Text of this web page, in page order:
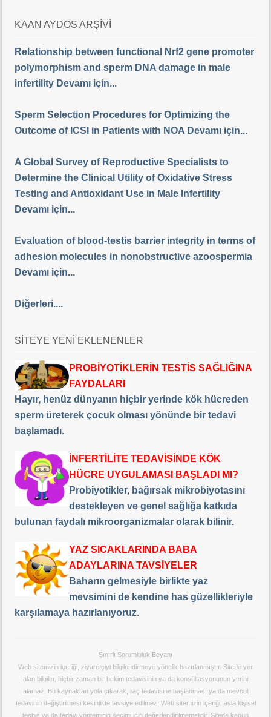
KAAN AYDOS ARŞİVİ
Relationship between functional Nrf2 gene promoter
polymorphism and sperm DNA damage in male
infertility Devamı için...
Sperm Selection Procedures for Optimizing the
Outcome of ICSI in Patients with NOA Devamı için...
A Global Survey of Reproductive Specialists to
Determine the Clinical Utility of Oxidative Stress
Testing and Antioxidant Use in Male Infertility
Devamı için...
Evaluation of blood-testis barrier integrity in terms of
adhesion molecules in nonobstructive azoospermia
Devamı için...
Diğerleri....
SİTEYE YENİ EKLENENLER
PROBİYOTİKLERİN TESTİS SAĞLIĞINA
FAYDALARI
Hayır, henüz dünyanın hiçbir yerinde kök hücreden
sperm üreterek çocuk olması yönünde bir tedavi
başlamadı.
İNFERTİLİTE TEDAVİSİNDE KÖK
HÜCRE UYGULAMASI BAŞLADI MI?
Probiyotikler, bağırsak mikrobiyotasını
destekleyen ve genel sağlığa katkıda
bulunan faydalı mikroorganizmalar olarak bilinir.
YAZ SICAKLARINDA BABA
ADAYLARINA TAVSİYELER
Baharın gelmesiyle birlikte yaz
mevsimini de kendine has güzellikleriyle
karşılamaya hazırlanıyoruz.
Sınırlı Sorumluluk Beyanı
Web sitemizin içeriği, ziyaretçiyi bilgilendirmeye yönelik hazırlanmıştır. Sitede yer
alan bilgiler, hiçbir zaman bir hekim tedavisinin ya da konsültasyonunun yerini
alamaz. Bu kaynaktan yola çıkarak, ilaç tedavisine başlanması ya da mevcut
tedavinin değiştirilmesi kesinlikte tavsiye edilmez. Web sitemizin içeriği, asla kişisel
teşhis ya da tedavi yönteminin seçimi için değerlendirilmemelidir. Sitede kanun